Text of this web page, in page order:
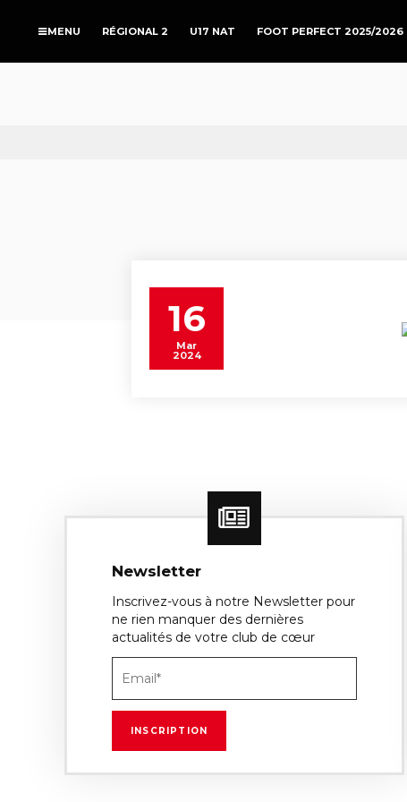
RÉGIONAL 2 U17 NAT FOOT PERFECT 2025/2026
16
Mar
2024
Newsletter
Inscrivez-vous à notre Newsletter pour
ne rien manquer des dernières
actualités de votre club de cœur